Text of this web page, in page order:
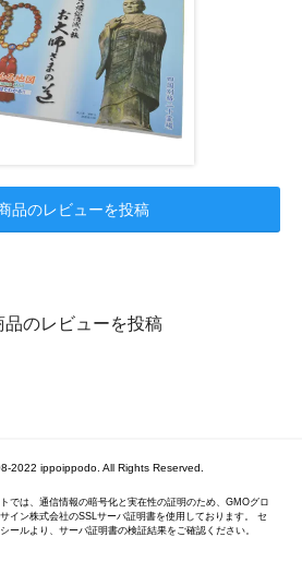
品のレビューを投稿
品のレビューを投稿
2022 ippoippodo. All Rights Reserved.
では、通信情報の暗号化と実在性の証明のため、GMOグロ
イン株式会社のSSLサーバ証明書を使用しております。 セ
ールより、サーバ証明書の検証結果をご確認ください。